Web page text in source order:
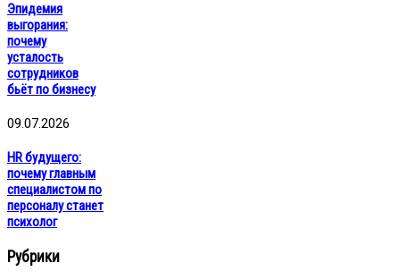
Эпидемия
выгорания:
почему
усталость
сотрудников
бьёт по бизнесу
09.07.2026
HR будущего:
почему главным
специалистом по
персоналу станет
психолог
Рубрики